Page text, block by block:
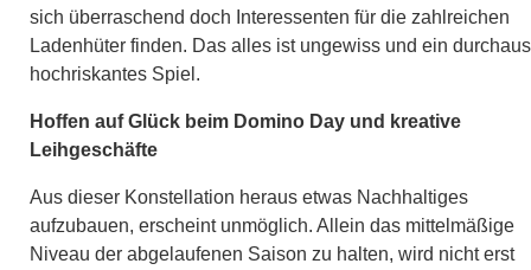
sich überraschend doch Interessenten für die zahlreichen
Ladenhüter finden. Das alles ist ungewiss und ein durchaus
hochriskantes Spiel.
Hoffen auf Glück beim Domino Day und kreative
Leihgeschäfte
Aus dieser Konstellation heraus etwas Nachhaltiges
aufzubauen, erscheint unmöglich. Allein das mittelmäßige
Niveau der abgelaufenen Saison zu halten, wird nicht erst